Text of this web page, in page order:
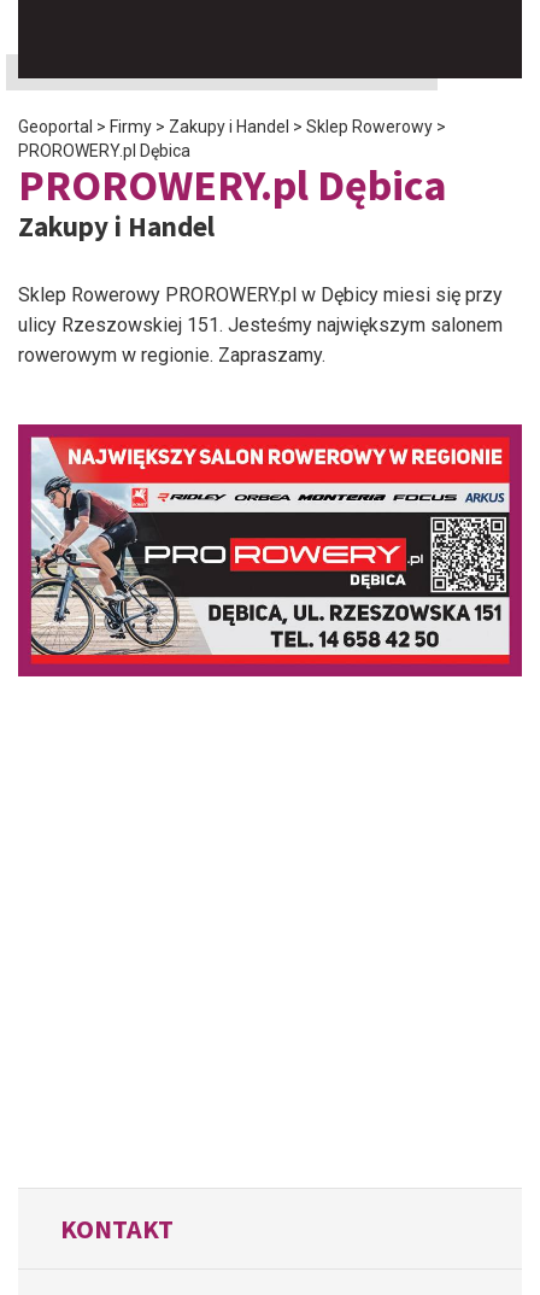
Geoportal > Firmy > Zakupy i Handel > Sklep Rowerowy >
PROROWERY.pl Dębica
PROROWERY.pl Dębica
Zakupy i Handel
Sklep Rowerowy PROROWERY.pl w Dębicy miesi się przy
ulicy Rzeszowskiej 151. Jesteśmy największym salonem
rowerowym w regionie. Zapraszamy.
KONTAKT